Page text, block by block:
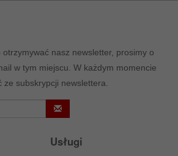
nasz newsletter, prosimy o
w tym miejscu. W każdym momencie
subskrypcji newslettera.
Usługi